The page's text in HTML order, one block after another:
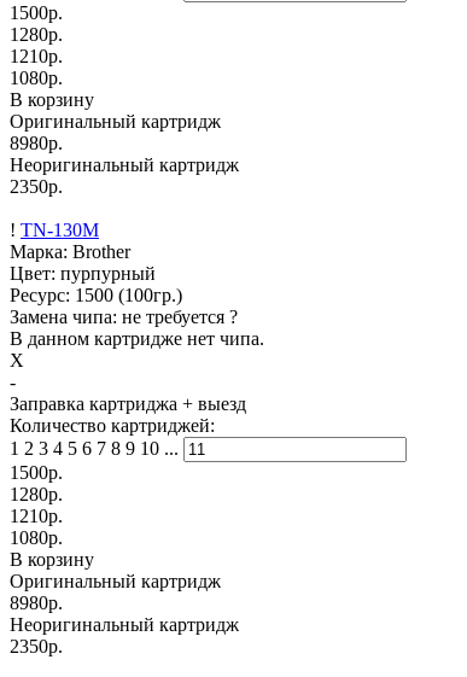
1500р.
1280р.
1210р.
1080р.
В корзину
Оригинальный картридж
8980р.
Неоригинальный картридж
2350р.
! TN-130M
Марка: Brother
Цвет: пурпурный
Ресурс: 1500 (100гр.)
Замена чипа: не требуется ?
В данном картридже нет чипа.
X
-
Заправка картриджа + выезд
Количество картриджей:
1 2 3 4 5 6 7 8 9 10 ...
1500р.
1280р.
1210р.
1080р.
В корзину
Оригинальный картридж
8980р.
Неоригинальный картридж
2350р.